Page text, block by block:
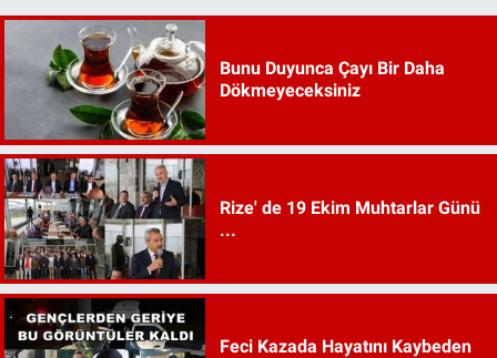
Bunu Duyunca Çayı Bir Daha
Dökmeyeceksiniz
Rize' de 19 Ekim Muhtarlar Günü
...
Feci Kazada Hayatını Kaybeden